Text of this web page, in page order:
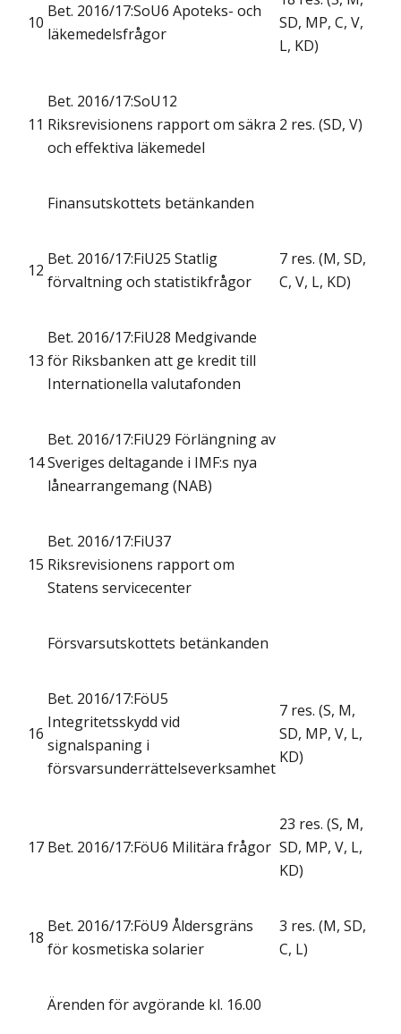
10
Bet. 2016/17:SoU6 Apoteks- och
läkemedelsfrågor
SD, MP, C, V,
L, KD)
11
Bet. 2016/17:SoU12
Riksrevisionens rapport om säkra
och effektiva läkemedel
2 res. (SD, V)
Finansutskottets betänkanden
12
Bet. 2016/17:FiU25 Statlig
förvaltning och statistikfrågor
7 res. (M, SD,
C, V, L, KD)
13
Bet. 2016/17:FiU28 Medgivande
för Riksbanken att ge kredit till
Internationella valutafonden
14
Bet. 2016/17:FiU29 Förlängning av
Sveriges deltagande i IMF:s nya
lånearrangemang (NAB)
15
Bet. 2016/17:FiU37
Riksrevisionens rapport om
Statens servicecenter
Försvarsutskottets betänkanden
16
Bet. 2016/17:FöU5
Integritetsskydd vid
signalspaning i
försvarsunderrättelseverksamhet
7 res. (S, M,
SD, MP, V, L,
KD)
17 Bet. 2016/17:FöU6 Militära frågor
23 res. (S, M,
SD, MP, V, L,
KD)
18
Bet. 2016/17:FöU9 Åldersgräns
för kosmetiska solarier
3 res. (M, SD,
C, L)
Ärenden för avgörande kl. 16.00